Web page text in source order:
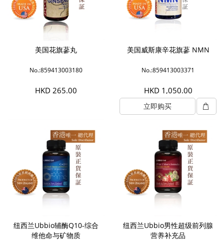
美国花旗蔘丸
No.:859413003180
HKD 265.00
美国威斯康辛花旗蔘 NMN
No.:859413003371
HKD 1,050.00
立即购买
纽西兰Ubbio辅酶Q10-综合
维他命与矿物质
纽西兰Ubbio男性超级前列腺
营养补充品